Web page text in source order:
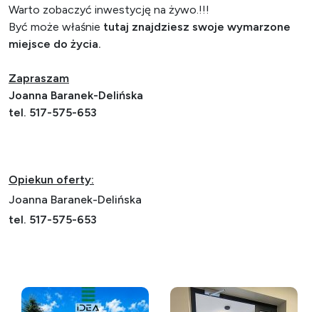
Warto zobaczyć inwestycję na żywo.!!!
Być może właśnie tutaj znajdziesz swoje wymarzone
miejsce do życia.
Zapraszam
Joanna Baranek-Delińska
tel. 517-575-653
Opiekun oferty:
Joanna Baranek-Delińska
tel. 517-575-653